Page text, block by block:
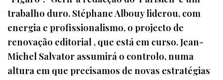
trabalho duro. Stéphane Albouy liderou, com
energia e profissionalismo, o projecto de
renovação editorial , que está em curso. Jean-
Michel Salvator assumirá o controlo, numa
altura em que precisamos de novas estratégias